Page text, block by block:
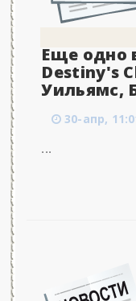
Еще одно
Destiny's
Уильямс,
30-апр,
...